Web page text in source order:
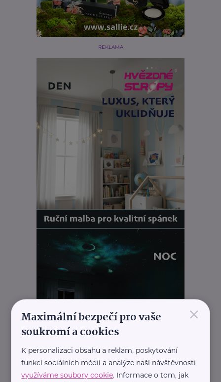
REKLAMA
REKLAMA
×
Maximální bezpečí pro vaše
soukromí a cookies
K personalizaci obsahu a reklam, poskytování
funkcí sociálních médií a analýze naší návštěvnosti
využíváme soubory cookie. Informace o tom, jak